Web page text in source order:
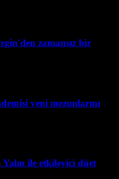
zamansız bir
yeni mezunlarını
ile etkileyici düet